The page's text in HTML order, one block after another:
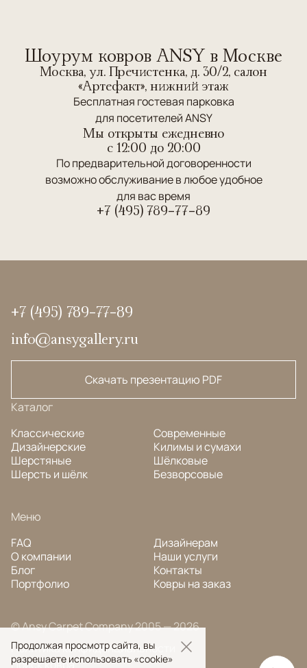
Шоурум ковров ANSY в Москве
Москва, ул. Пречистенка, д. 30/2, салон
«Артефакт», нижний этаж
Бесплатная гостевая парковка
для посетителей ANSY
Мы открыты ежедневно
c 12:00 до 20:00
По предварительной договоренности
возможно обслуживание в любое удобное
для вас время
+7 (495) 789-77-89
+7 (495) 789-77-89
info@ansygallery.ru
Скачать презентацию PDF
Каталог
Классические
Дизайнерские
Шерстяные
Шерсть и шёлк
Современные
Килимы и сумахи
Шёлковые
Безворсовые
Меню
FAQ
О компании
Блог
Портфолио
Дизайнерам
Наши услуги
Контакты
Ковры на заказ
© Ansy Carpet Company 2005 — 2026
Политика конфиденциальности
Поиск ковра
Продолжая просмотр сайта, вы
разрешаете использовать «cookie»